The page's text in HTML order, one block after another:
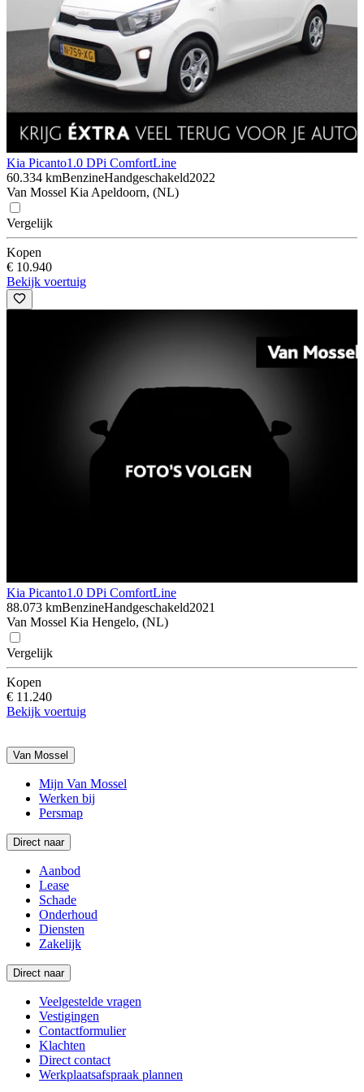
Kia Picanto1.0 DPi ComfortLine
60.334 kmBenzineHandgeschakeld2022
Van Mossel Kia Apeldoorn, (NL)
Vergelijk
Kopen
€ 10.940
Bekijk voertuig
Kia Picanto1.0 DPi ComfortLine
88.073 kmBenzineHandgeschakeld2021
Van Mossel Kia Hengelo, (NL)
Vergelijk
Kopen
€ 11.240
Bekijk voertuig
Van Mossel
Mijn Van Mossel
Werken bij
Persmap
Direct naar
Aanbod
Lease
Schade
Onderhoud
Diensten
Zakelijk
Direct naar
Veelgestelde vragen
Vestigingen
Contactformulier
Klachten
Direct contact
Werkplaatsafspraak plannen